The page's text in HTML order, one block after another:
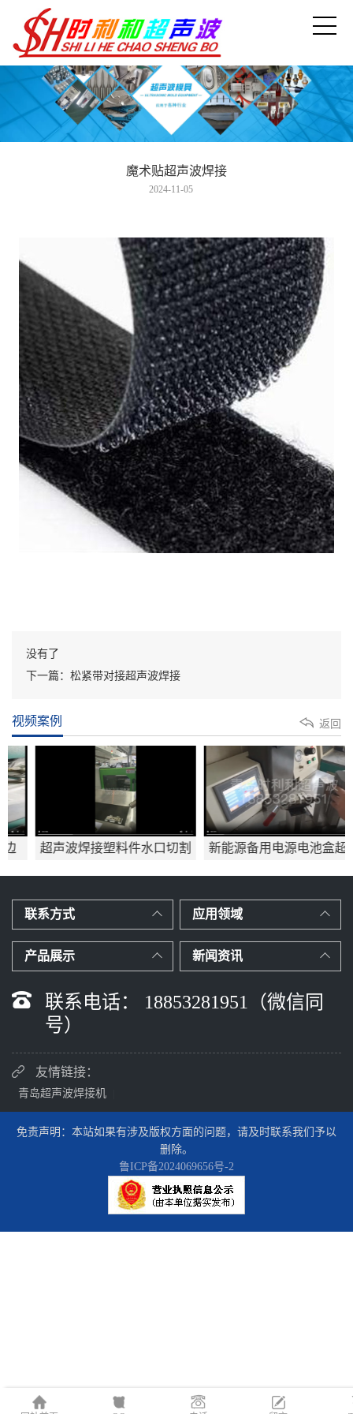
魔术贴超声波焊接
2024-11-05
没有了
下一篇：松紧带对接超声波焊接
视频案例 返回
超声波焊接塑料件水口切割
新能源备用电源电池盒超声
联系方式 应用领域
产品展示 新闻资讯
联系电话： 18853281951（微信同
号）
友情链接：
青岛超声波焊接机
免责声明：本站如果有涉及版权方面的问题，请及时联系我们予以
删除。
鲁ICP备2024069656号-2